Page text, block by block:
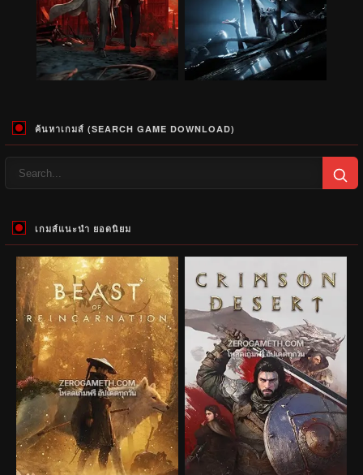
ค้นหาเกมส์ (SEARCH GAME DOWNLOAD)
เกมส์แนะนำ ยอดนิยม